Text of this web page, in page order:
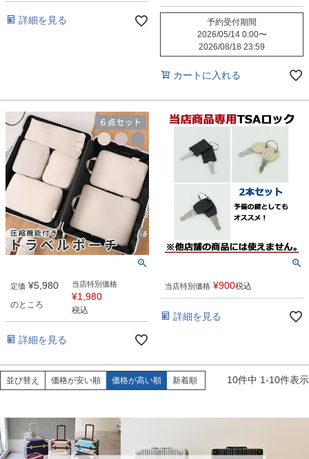
詳細を見る
予約受付期間
2026/05/14 0:00〜
2026/08/18 23:59
カートに入れる
定価 ¥5,980
のところ
当店特別価格
¥1,980
税込
詳細を見る
当店特別価格 ¥900税込
詳細を見る
並び替え 価格が安い順 価格が高い順 新着順 10件中 1-10件表示